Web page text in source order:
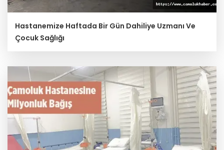
Hastanemize Haftada Bir Gün Dahiliye Uzmanı Ve
Çocuk Sağlığı